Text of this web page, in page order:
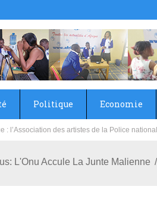
Politique Economie
les écoles primaire et collège du Camp
L'Onu Accule La Junte Malienne